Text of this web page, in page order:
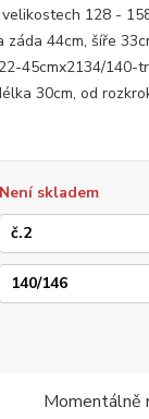
128 -
44cm, šíře
45cmx2134/140-
30cm, od
Není skladem
Momentálně